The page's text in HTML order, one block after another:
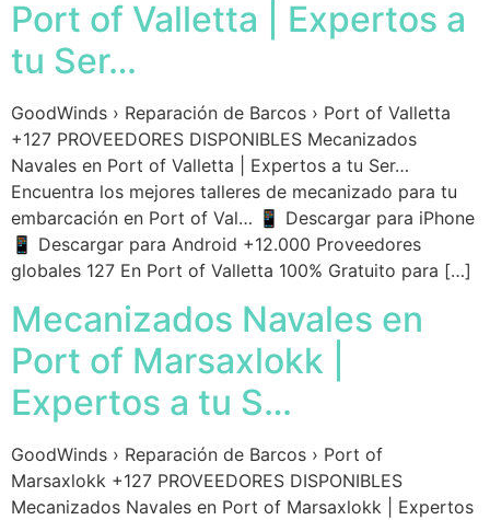
Port of Valletta | Expertos a
tu Ser…
GoodWinds › Reparación de Barcos › Port of Valletta
+127 PROVEEDORES DISPONIBLES Mecanizados
Navales en Port of Valletta | Expertos a tu Ser…
Encuentra los mejores talleres de mecanizado para tu
embarcación en Port of Val… 📱 Descargar para iPhone
📱 Descargar para Android +12.000 Proveedores
globales 127 En Port of Valletta 100% Gratuito para […]
Mecanizados Navales en
Port of Marsaxlokk |
Expertos a tu S…
GoodWinds › Reparación de Barcos › Port of
Marsaxlokk +127 PROVEEDORES DISPONIBLES
Mecanizados Navales en Port of Marsaxlokk | Expertos